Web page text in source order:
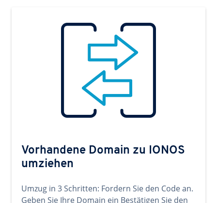
Vorhandene Domain zu IONOS
umziehen
Umzug in 3 Schritten: Fordern Sie den Code an.
Geben Sie Ihre Domain ein Bestätigen Sie den